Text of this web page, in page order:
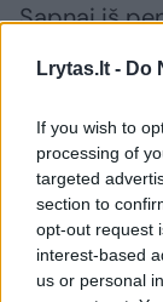
Lrytas.lt - Do
If you wish to
processing of
targeted
section to
opt-out request
interest-based
us or personal
Sapnai iš
pranašiški.
gyvates,
netekti.
Blogas
indą –